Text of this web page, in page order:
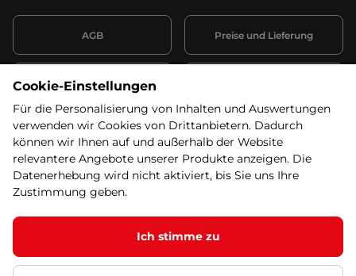
AGB Preise und Lieferung
Datenschutzerklärung
Wiederufsbelehrung mit Link
zum Formular
Batterieentsorgung
Informationen zu Elektro-
und Elektonikgeräten
Widerruf erklären
Cookie-Einstellungen
Für die Personalisierung von Inhalten und Auswertungen
verwenden wir Cookies von Drittanbietern. Dadurch
können wir Ihnen auf und außerhalb der Website
relevantere Angebote unserer Produkte anzeigen. Die
Datenerhebung wird nicht aktiviert, bis Sie uns Ihre
Zustimmung geben.
Ich stimme zu